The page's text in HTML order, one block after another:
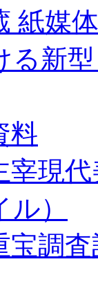
紙媒
る新
料
宰現
）
宝調